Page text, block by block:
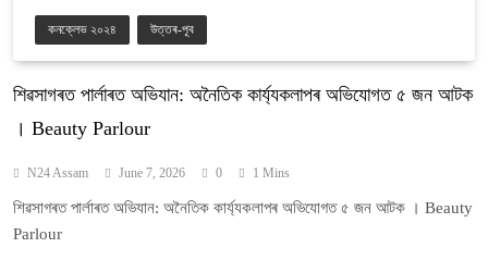
কনক্লেভ ২০২৪ উত্তৰ-পূব
শিৱসাগৰত পাৰ্লাৰত অভিযান: অনৈতিক কাৰ্য্যকলাপৰ অভিযোগত ৫ জন আটক
। Beauty Parlour
N24 Assam June 7, 2026 0 1 Mins
শিৱসাগৰত পাৰ্লাৰত অভিযান: অনৈতিক কাৰ্য্যকলাপৰ অভিযোগত ৫ জন আটক । Beauty
Parlour